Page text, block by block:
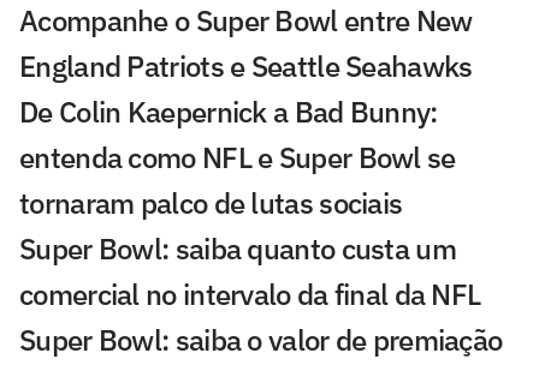
Acompanhe o Super Bowl entre New
England Patriots e Seattle Seahawks
De Colin Kaepernick a Bad Bunny:
entenda como NFL e Super Bowl se
tornaram palco de lutas sociais
Super Bowl: saiba quanto custa um
comercial no intervalo da final da NFL
Super Bowl: saiba o valor de premiação